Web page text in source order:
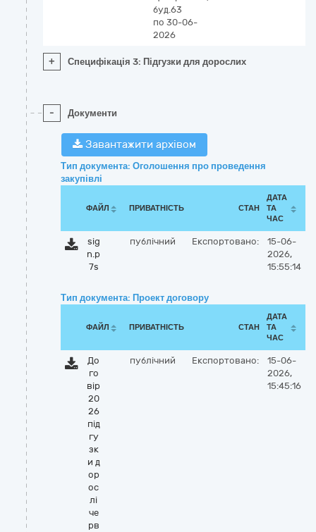
буд.63
по 30-06-
2026
+ Специфікація 3: Підгузки для дорослих
- Документи
Завантажити архівом
Тип документа: Оголошення про проведення
закупівлі
ФАЙЛ ПРИВАТНІСТЬ СТАН
ДАТА
ТА
ЧАС
sig
n.p
7s
публічний Експортовано:
15-06-
2026,
15:55:14
Тип документа: Проект договору
ФАЙЛ ПРИВАТНІСТЬ СТАН
ДАТА
ТА
ЧАС
До
го
вір
20
26
під
гу
зк
и д
ор
ос
лі
че
рв
публічний Експортовано:
15-06-
2026,
15:45:16